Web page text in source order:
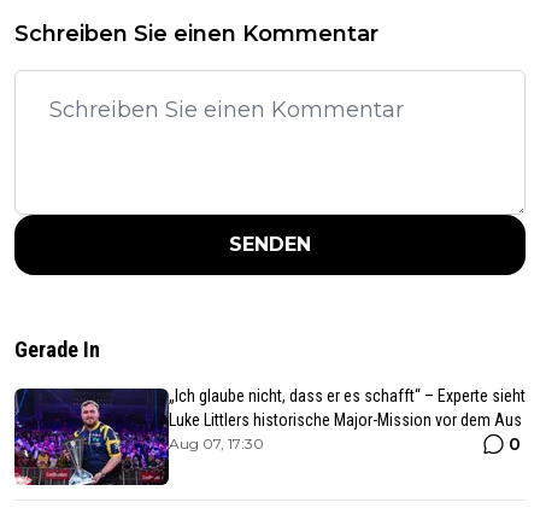
Schreiben Sie einen Kommentar
SENDEN
Gerade In
„Ich glaube nicht, dass er es schafft“ – Experte sieht
Luke Littlers historische Major-Mission vor dem Aus
Aug 07, 17:30 0